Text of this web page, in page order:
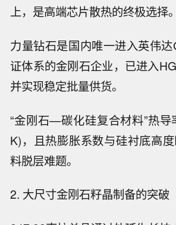
上，是高端芯片散热的终极选择。
力量钻石是国内唯一进入英伟
证体系的金刚石企业，已进入
并实现稳定批量供货。
“金刚石—碳化硅复合材料”热导
K)，且热膨胀系数与硅衬底高
料脱层难题。
2. 大尺寸金刚石籽晶制备的突破